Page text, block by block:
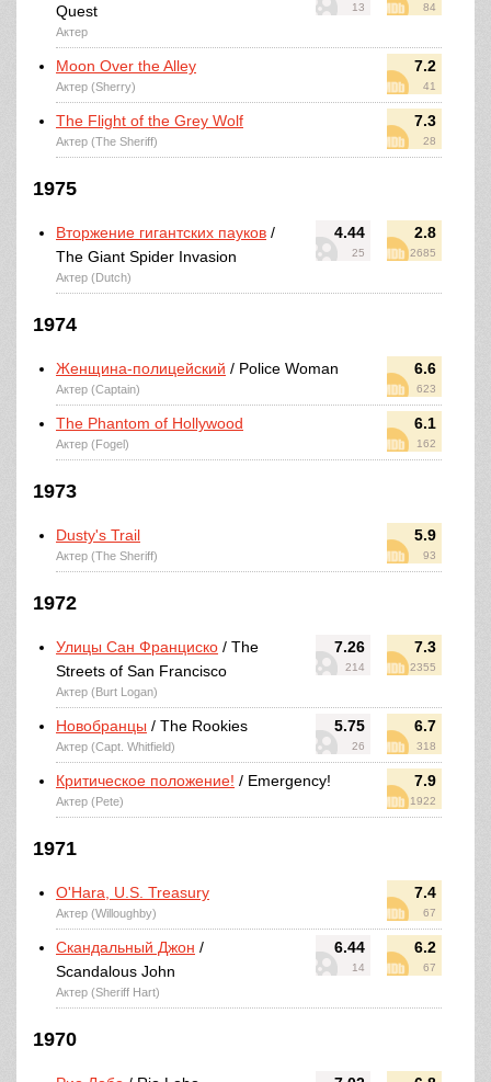
13 84
Quest
Актер
7.2
41
Moon Over the Alley
Актер (Sherry)
7.3
28
The Flight of the Grey Wolf
Актер (The Sheriff)
1975
4.44
25
2.8
2685
Вторжение гигантских пауков /
The Giant Spider Invasion
Актер (Dutch)
1974
6.6
623
Женщина-полицейский / Police Woman
Актер (Captain)
6.1
162
The Phantom of Hollywood
Актер (Fogel)
1973
5.9
93
Dusty's Trail
Актер (The Sheriff)
1972
7.26
214
7.3
2355
Улицы Сан Франциско / The
Streets of San Francisco
Актер (Burt Logan)
5.75
26
6.7
318
Новобранцы / The Rookies
Актер (Capt. Whitfield)
7.9
1922
Критическое положение! / Emergency!
Актер (Pete)
1971
7.4
67
O'Hara, U.S. Treasury
Актер (Willoughby)
6.44
14
6.2
67
Скандальный Джон /
Scandalous John
Актер (Sheriff Hart)
1970